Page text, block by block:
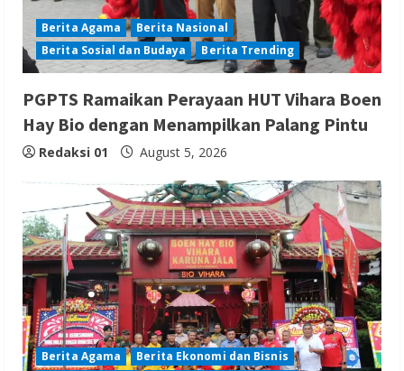
Berita Agama
Berita Nasional
Berita Sosial dan Budaya
Berita Trending
PGPTS Ramaikan Perayaan HUT Vihara Boen
Hay Bio dengan Menampilkan Palang Pintu
Redaksi 01 August 5, 2026
Berita Agama
Berita Ekonomi dan Bisnis